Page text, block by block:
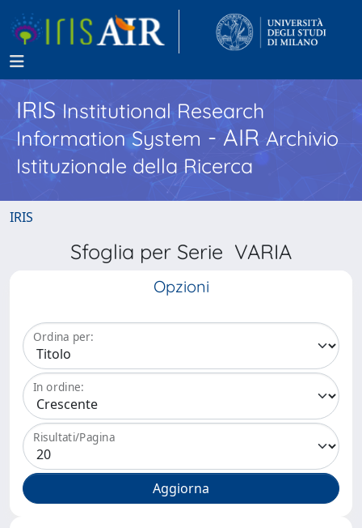
IRISInstitutional Research
Information System - AIR Archivio
Istituzionale della Ricerca
IRIS
Sfoglia per Serie VARIA
Opzioni
Ordina per:
In ordine:
Risultati/Pagina